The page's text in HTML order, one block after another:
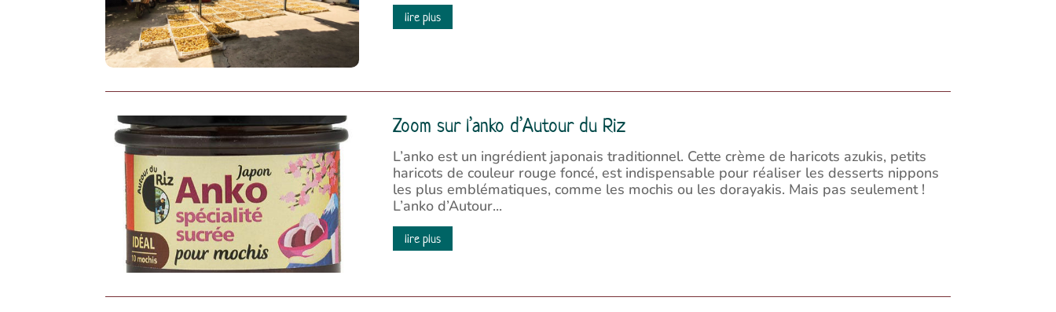
lire plus
Zoom sur l’anko d’Autour du Riz
L’anko est un ingrédient japonais traditionnel. Cette crème de haricots azukis, petits
haricots de couleur rouge foncé, est indispensable pour réaliser les desserts nippons
les plus emblématiques, comme les mochis ou les dorayakis. Mais pas seulement !
L’anko d’Autour...
lire plus